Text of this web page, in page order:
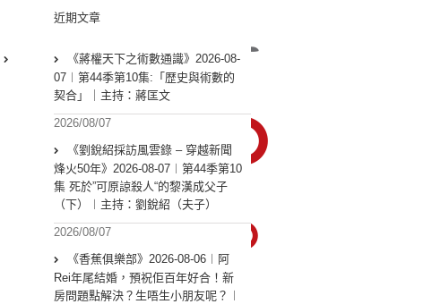
近期文章
《蔣權天下之術數通識》2026-08-
07︱第44季第10集:「歴史與術數的
契合」｜主持：蔣匡文
2026/08/07
《劉銳紹採訪風雲錄 – 穿越新聞
烽火50年》2026-08-07︱第44季第10
集 死於”可原諒殺人“的黎漢成父子
（下）︱主持：劉銳紹（夫子）
2026/08/07
《香蕉俱樂部》2026-08-06︱阿
Rei年尾結婚，預祝佢百年好合！新
房問題點解決？生唔生小朋友呢？︱